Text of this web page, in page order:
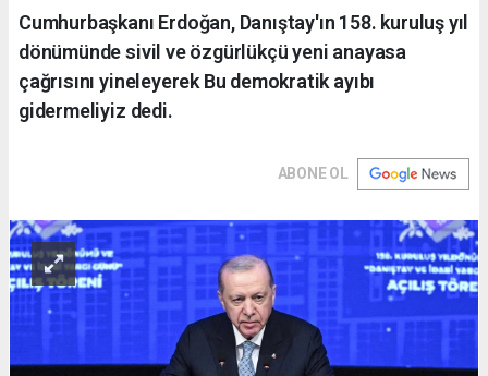
Cumhurbaşkanı Erdoğan, Danıştay'ın 158. kuruluş yıl
dönümünde sivil ve özgürlükçü yeni anayasa
çağrısını yineleyerek Bu demokratik ayıbı
gidermeliyiz dedi.
ABONE OL